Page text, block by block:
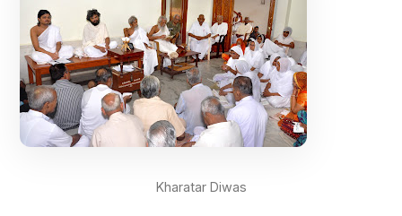
Kharatar Diwas